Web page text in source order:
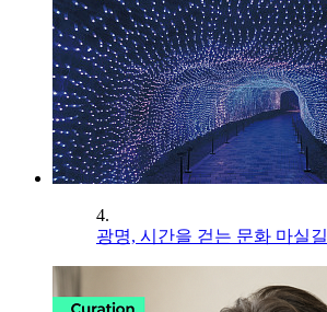
4.
광명, 시간을 걷는 문화 마실길